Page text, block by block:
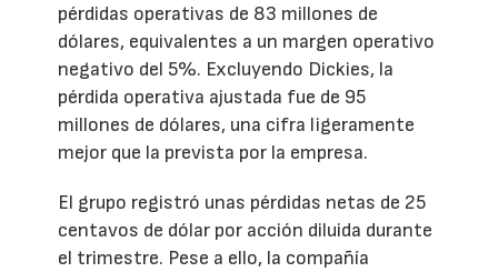
pérdidas operativas de 83 millones de
dólares, equivalentes a un margen operativo
negativo del 5%. Excluyendo Dickies, la
pérdida operativa ajustada fue de 95
millones de dólares, una cifra ligeramente
mejor que la prevista por la empresa.
El grupo registró unas pérdidas netas de 25
centavos de dólar por acción diluida durante
el trimestre. Pese a ello, la compañía